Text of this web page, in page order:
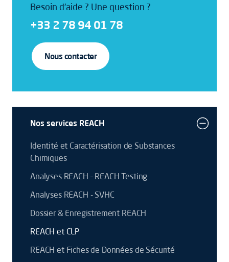
Besoin d'aide ? Une question ?
+33 2 78 94 01 78
Nous contacter
Nos services REACH
Identité et Caractérisation de Substances
Chimiques
Analyses REACH – REACH Testing
Analyses REACH - SVHC
Dossier & Enregistrement REACH
REACH et CLP
REACH et Fiches de Données de Sécurité